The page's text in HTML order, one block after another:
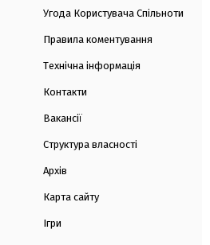
Угода Користувача Спільноти
Правила коментування
Технічна інформація
Контакти
Вакансії
Структура власності
Архів
Карта сайту
Ігри